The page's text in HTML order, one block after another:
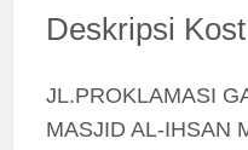
Deskripsi Kost
JL.PROKLAMASI
MASJID AL-IHSAN